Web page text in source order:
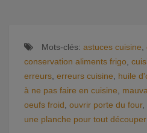
Mots-clés: astuces cuisine
conservation aliments frigo
erreurs erreurs cuisine huile
à ne pas faire en cuisine
oeufs froid ouvrir porte du four,
une planche pour tout découper